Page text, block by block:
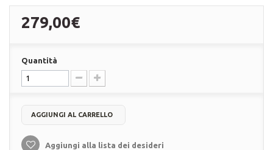
279,00€
Quantità
AGGIUNGI AL CARRELLO
Aggiungi alla lista dei desideri